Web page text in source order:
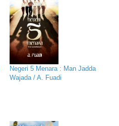
Negeri 5 Menara : Man Jadda
Wajada / A. Fuadi